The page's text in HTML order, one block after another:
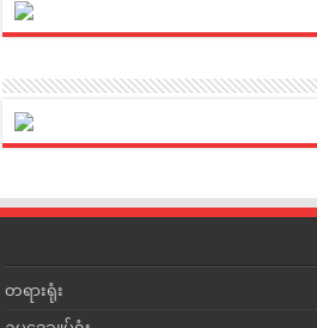
တရားရုံး